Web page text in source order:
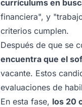
currículums en
financiera", y
criterios cumplen.
Después de que se
encuentra que el
vacante. Estos
evaluaciones de
En esta fase, los 20